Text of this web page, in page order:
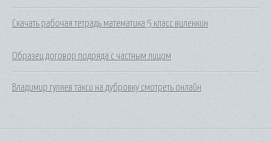
Скачать рабочая тетрадь математика 5 класс виленкин
Образец договор подряда с частным лицом
Владимир гуляев такси на дубровку смотреть онлайн